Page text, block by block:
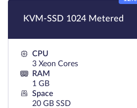
KVM-SSD 1024 Metered
CPU
3 Xeon Cores
RAM
1 GB
Space
20 GB SSD